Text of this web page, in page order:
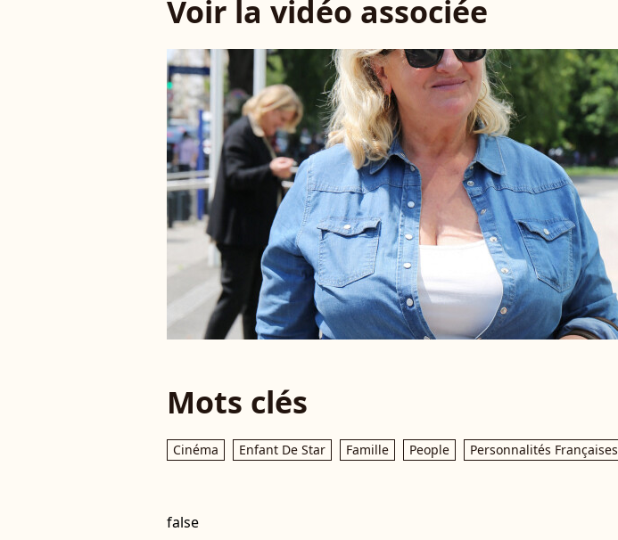
Voir la vidéo associée
Mots clés
Cinéma Enfant De Star Famille People Personnalités Françaises
false